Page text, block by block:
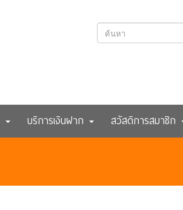
บริการเงินฝาก สวัสดิการสมาชิก